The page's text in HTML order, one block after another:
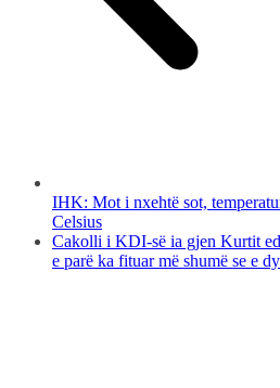
IHK: Mot i nxehtë sot,
Celsius
Cakolli i KDI-së ia gjen Kurtit
e parë ka fituar më shumë se e